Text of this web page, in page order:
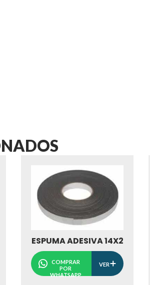
ESPUMA ADESIVA 14X2
COMPRAR
POR
WHATSAPP
VER